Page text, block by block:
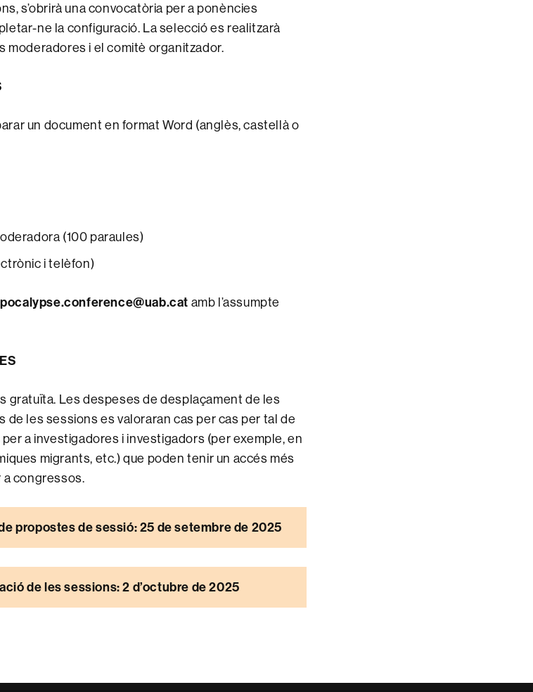
s’obrirà una convocatòria per a ponències
ne la configuració. La selecció es realitzarà
i el comitè organitzador.
un document en format Word (anglès, castellà o
(100 paraules)
i telèfon)
amb l’assumpte
gratuïta. Les despeses de desplaçament de les
les sessions es valoraran cas per cas per tal de
a investigadores i investigadors (per exemple, en
migrants, etc.) que poden tenir un accés més
a congressos.
propostes de sessió: 25 de setembre de 2025
de les sessions: 2 d’octubre de 2025